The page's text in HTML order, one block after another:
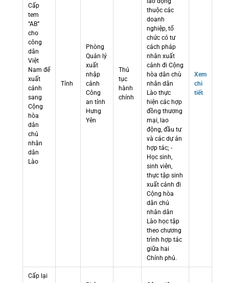
Cấp
tem
“AB”
cho
công
dân
Việt
Nam để
xuất
cảnh
sang
Cộng
hòa
dân
chủ
nhân
dân
Lào
Tỉnh
Phòng
Quản lý
xuất
nhập
cảnh
Công
an tỉnh
Hưng
Yên
Thủ
tục
hành
chính
thuộc các
doanh
nghiệp, tổ
chức có tư
cách pháp
nhân xuất
cảnh đi Cộng
hòa dân chù
nhân dân
Lào thực
hiện các hợp
đồng thương
mại, lao
động, đầu tư
và các dự án
hợp tác; -
Học sinh,
sinh viên,
thực tập sinh
xuất cảnh đi
Cộng hòa
dân chủ
nhân dân
Lào học tập
theo chương
trình hợp tác
giữa hai
Chính phủ.
Xem
chi
tiết
Cấp lại